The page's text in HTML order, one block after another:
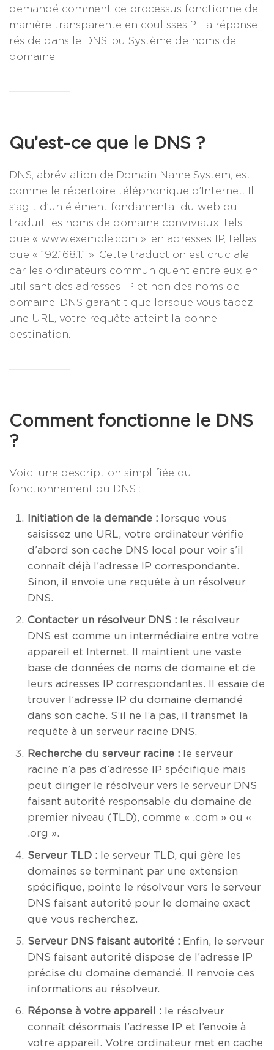
demandé comment ce processus fonctionne de
manière transparente en coulisses ? La réponse
réside dans le DNS, ou Système de noms de
domaine.
Qu’est-ce que le DNS ?
DNS, abréviation de Domain Name System, est
comme le répertoire téléphonique d’Internet. Il
s’agit d’un élément fondamental du web qui
traduit les noms de domaine conviviaux, tels
que « www.exemple.com », en adresses IP, telles
que « 192.168.1.1 ». Cette traduction est cruciale
car les ordinateurs communiquent entre eux en
utilisant des adresses IP et non des noms de
domaine. DNS garantit que lorsque vous tapez
une URL, votre requête atteint la bonne
destination.
Comment fonctionne le DNS
?
Voici une description simplifiée du
fonctionnement du DNS :
Initiation de la demande : lorsque vous
saisissez une URL, votre ordinateur vérifie
d’abord son cache DNS local pour voir s’il
connaît déjà l’adresse IP correspondante.
Sinon, il envoie une requête à un résolveur
DNS.
Contacter un résolveur DNS : le résolveur
DNS est comme un intermédiaire entre votre
appareil et Internet. Il maintient une vaste
base de données de noms de domaine et de
leurs adresses IP correspondantes. Il essaie de
trouver l’adresse IP du domaine demandé
dans son cache. S’il ne l’a pas, il transmet la
requête à un serveur racine DNS.
Recherche du serveur racine : le serveur
racine n’a pas d’adresse IP spécifique mais
peut diriger le résolveur vers le serveur DNS
faisant autorité responsable du domaine de
premier niveau (TLD), comme « .com » ou «
.org ».
Serveur TLD : le serveur TLD, qui gère les
domaines se terminant par une extension
spécifique, pointe le résolveur vers le serveur
DNS faisant autorité pour le domaine exact
que vous recherchez.
Serveur DNS faisant autorité : Enfin, le serveur
DNS faisant autorité dispose de l’adresse IP
précise du domaine demandé. Il renvoie ces
informations au résolveur.
Réponse à votre appareil : le résolveur
connaît désormais l’adresse IP et l’envoie à
votre appareil. Votre ordinateur met en cache